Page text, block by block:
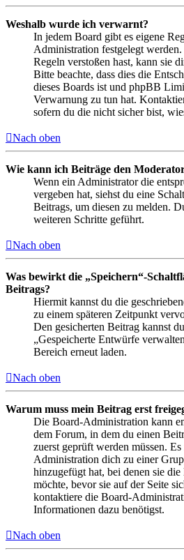
Weshalb wurde ich verwarnt?
In jedem Board gibt es eigene
Administration festgelegt
Regeln verstoßen hast, kann sie
Bitte beachte, dass dies die
dieses Boards ist und phpBB
Verwarnung zu tun hat.
sofern du die nicht sicher bist,
Nach oben
Wie kann ich Beiträge den
Wenn ein Administrator die
vergeben hat, siehst du eine
Beitrags, um diesen zu melden.
weiteren Schritte geführt.
Nach oben
Was bewirkt die „Speichern“-
Beitrags?
Hiermit kannst du die
zu einem späteren Zeitpunkt
Den gesicherten Beitrag kannst
„Gespeicherte Entwürfe
Bereich erneut laden.
Nach oben
Warum muss mein Beitrag erst
Die Board-Administration kann
dem Forum, in dem du einen
zuerst geprüft werden müssen.
Administration dich zu einer
hinzugefügt hat, bei denen sie die
möchte, bevor sie auf der Seite
kontaktiere die Board-
Informationen dazu benötigst.
Nach oben